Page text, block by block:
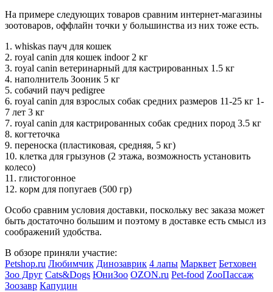
На примере следующих товаров сравним интернет-магазины
зоотоваров, оффлайн точки у большинства из них тоже есть.
1. whiskas пауч для кошек
2. royal canin для кошек indoor 2 кг
3. royal canin ветеринарный для кастрированных 1.5 кг
4. наполнитель Зооник 5 кг
5. собачий пауч pedigree
6. royal canin для взрослых собак средних размеров 11-25 кг 1-
7 лет 3 кг
7. royal canin для кастрированных собак средних пород 3.5 кг
8. когтеточка
9. переноска (пластиковая, средняя, 5 кг)
10. клетка для грызунов (2 этажа, возможность установить
колесо)
11. глистогонное
12. корм для попугаев (500 гр)
Особо сравним условия доставки, поскольку вес заказа может
быть достаточно большим и поэтому в доставке есть смысл из
соображений удобства.
В обзоре приняли участие:
Petshop.ru Любимчик Динозаврик 4 лапы Марквет Бетховен
Зоо Друг Cats&Dogs ЮниЗоо OZON.ru Pet-food ZooПассаж
Зоозавр Капуцин